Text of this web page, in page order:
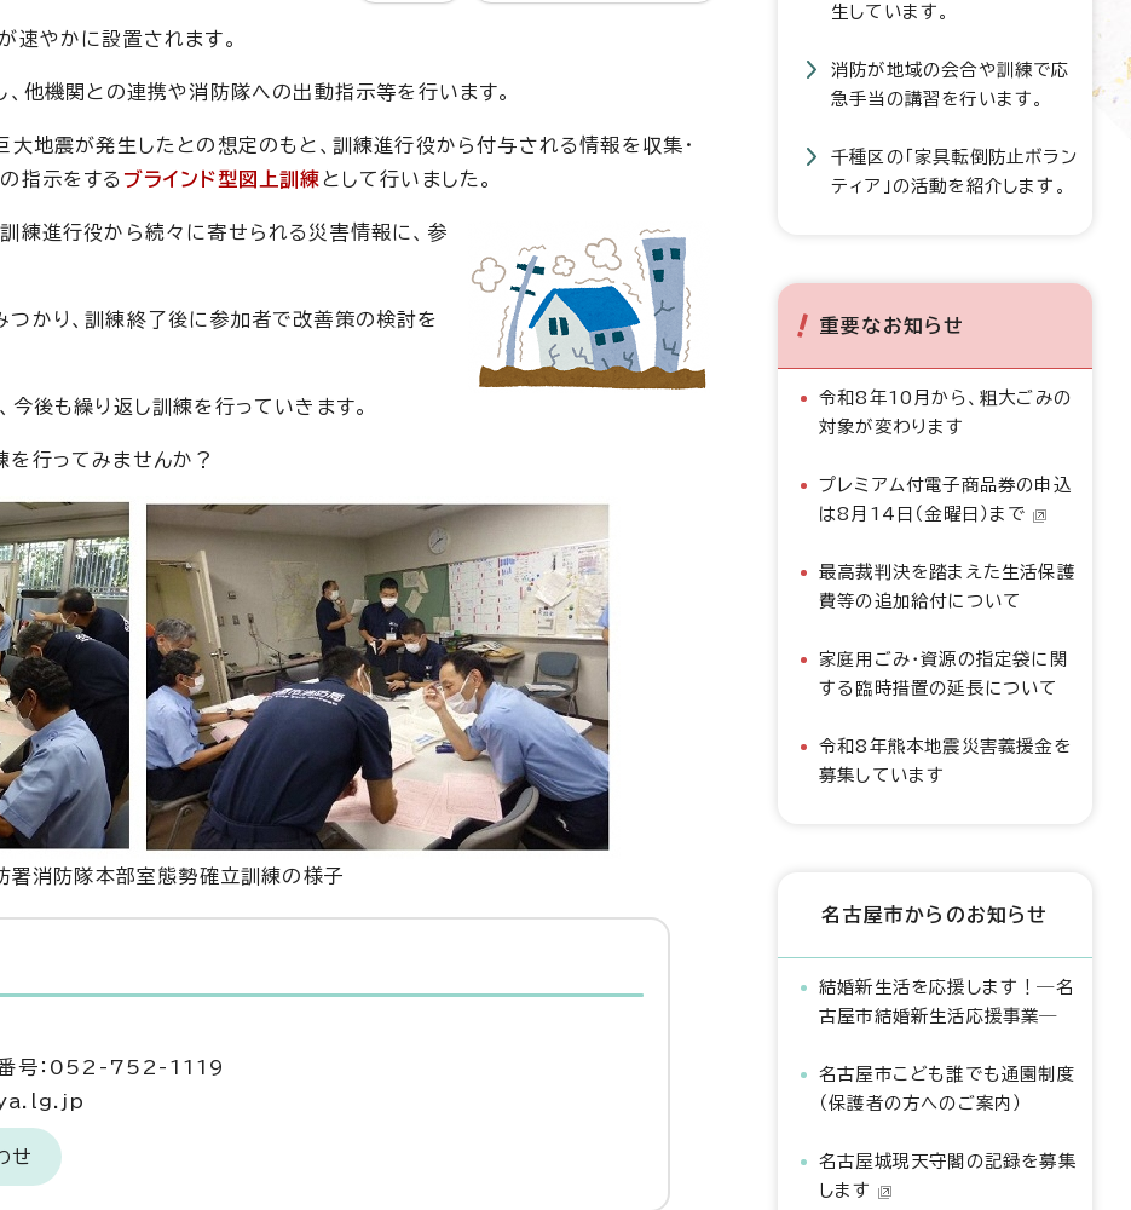
が速やかに設置されます。
他機関との連携や消防隊への出動指示等を行います。
大地震が発生したとの想定のもと、訓練進行役から付与される情報を収集・
指示をする ブラインド型図上訓練 として行いました。
練進行役から続々に寄せられる災害情報に、参
かり、訓練終了後に参加者で改善策の検討を
今後も繰り返し訓練を行っていきます。
行ってみませんか？
署消防隊本部室態勢確立訓練の様子
号：052-752-1119
せ
生しています。
消防が地域の会合や訓練で応
急手当の講習を行います。
千種区の「家具転倒防止ボラン
ティア」の活動を紹介します。
重要なお知らせ
令和8年10月から、粗大ごみの
対象が変わります
プレミアム付電子商品券の申込
は8月14日（金曜日）まで
最高裁判決を踏まえた生活保護
費等の追加給付について
家庭用ごみ・資源の指定袋に関
する臨時措置の延長について
令和8年熊本地震災害義援金を
募集しています
名古屋市からのお知らせ
結婚新生活を応援します！―名
古屋市結婚新生活応援事業―
名古屋市こども誰でも通園制度
（保護者の方へのご案内）
名古屋城現天守閣の記録を募集
します